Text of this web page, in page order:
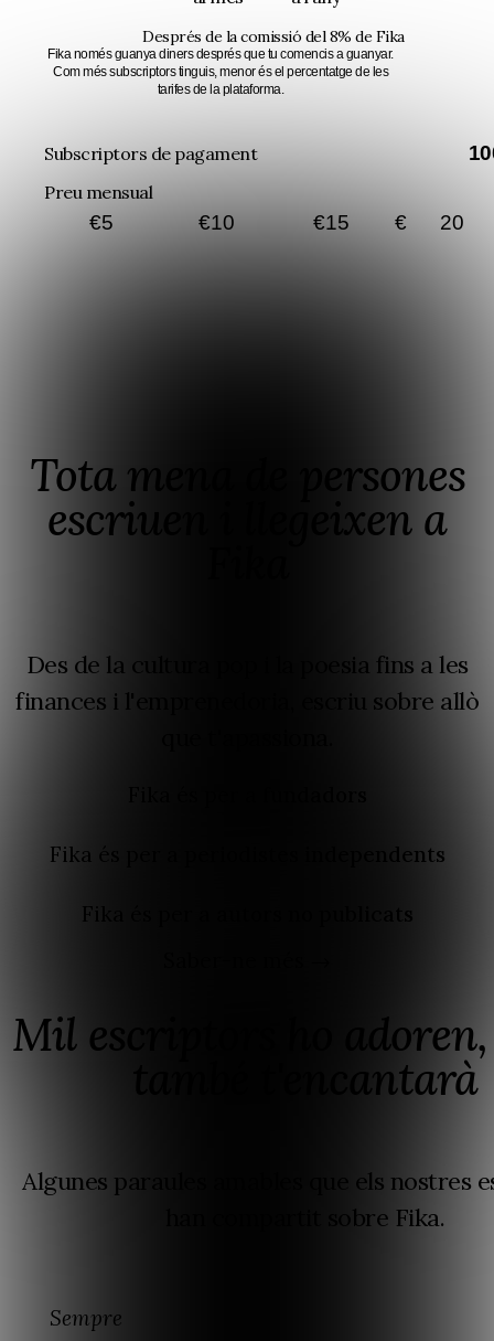
Després de la comissió del 8% de Fika
Fika només guanya diners després que tu comencis a guanyar.
Com més subscriptors tinguis, menor és el percentatge de les
tarifes de la plataforma.
Subscriptors de pagament
Preu mensual
€5 €10 €15 €
Tota mena de persones
escriuen i llegeixen a
Des de la cultura pop i la poesia fins a les
finances i l'emprenedoria, escriu sobre allò
Fika és per a periodistes independents
Fika és per a
autors no publicats
Mil escriptors ho
també t'encantarà
Algunes paraules amables que els nostres
han compartit sobre Fika.
Sempre